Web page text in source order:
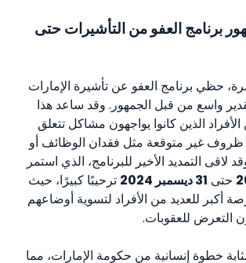
برنامج العفو من التأشيرات حتى
حظي برنامج العفو عن تأشيرة الإمارات
واسع من قبل الجمهور. وقد ساعد هذا
الأفراد الذين كانوا يواجهون مشاكل تتعلق
ظروف غير متوقعة مثل فقدان الوظائف أو
لاقى التمديد الأخير للبرنامج، الذي استمر
حتى 31 ديسمبر 2024
ترحيبًا كبيرًا، حيث
أكبر للعديد من الأفراد لتسوية أوضاعهم
التعرض للعقوبات.
خطوة إنسانية من حكومة الإمارات، مما